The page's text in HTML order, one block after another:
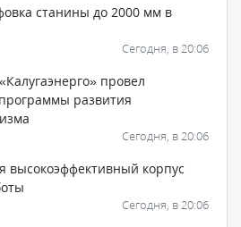
станины до 2000 мм в
Сегодня, в 20:06
провел
развития
Сегодня, в 20:06
высокоэффективный корпус
Сегодня, в 20:06